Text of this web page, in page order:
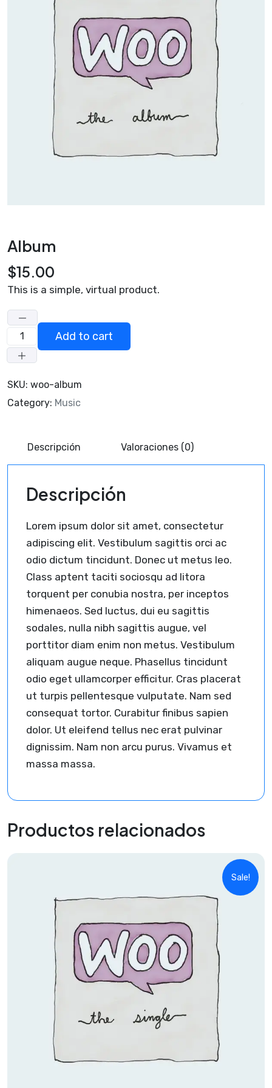
Album
$15.00
This is a simple, virtual product.
Add to cart
SKU: woo-album
Category: Music
Descripción Valoraciones (0)
Descripción
Lorem ipsum dolor sit amet, consectetur
adipiscing elit. Vestibulum sagittis orci ac
odio dictum tincidunt. Donec ut metus leo.
Class aptent taciti sociosqu ad litora
torquent per conubia nostra, per inceptos
himenaeos. Sed luctus, dui eu sagittis
sodales, nulla nibh sagittis augue, vel
porttitor diam enim non metus. Vestibulum
aliquam augue neque. Phasellus tincidunt
odio eget ullamcorper efficitur. Cras placerat
ut turpis pellentesque vulputate. Nam sed
consequat tortor. Curabitur finibus sapien
dolor. Ut eleifend tellus nec erat pulvinar
dignissim. Nam non arcu purus. Vivamus et
massa massa.
Productos relacionados
Sale!